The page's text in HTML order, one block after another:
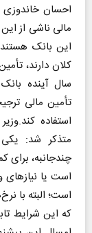
احسان خاندوزی
مالی ناشی از
این بانک
کلان دارند،
سال آینده
تأمین مالی
استفاده
متذکر شد:
چندجانبه، برای
است یا نیازهای
است؛ البته با
که این شرایط